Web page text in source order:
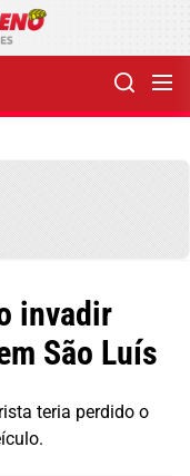
invadir
São Luís
teria perdido o